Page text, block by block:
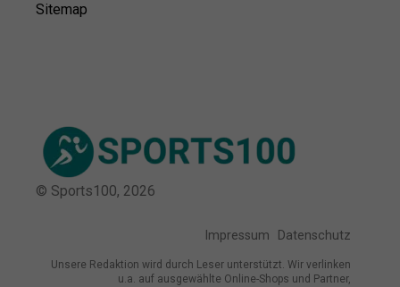
Sitemap
© Sports100, 2026
Impressum Datenschutz
Unsere Redaktion wird durch Leser unterstützt. Wir verlinken
u.a. auf ausgewählte Online-Shops und Partner,